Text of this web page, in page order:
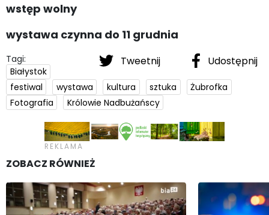
wstęp wolny
wystawa czynna do 11 grudnia
Tweetnij Udostępnij
Tagi:
Białystok
festiwal
wystawa kultura sztuka
Żubrofka
Fotografia
Królowie Nadbużańscy
ZOBACZ RÓWNIEŻ